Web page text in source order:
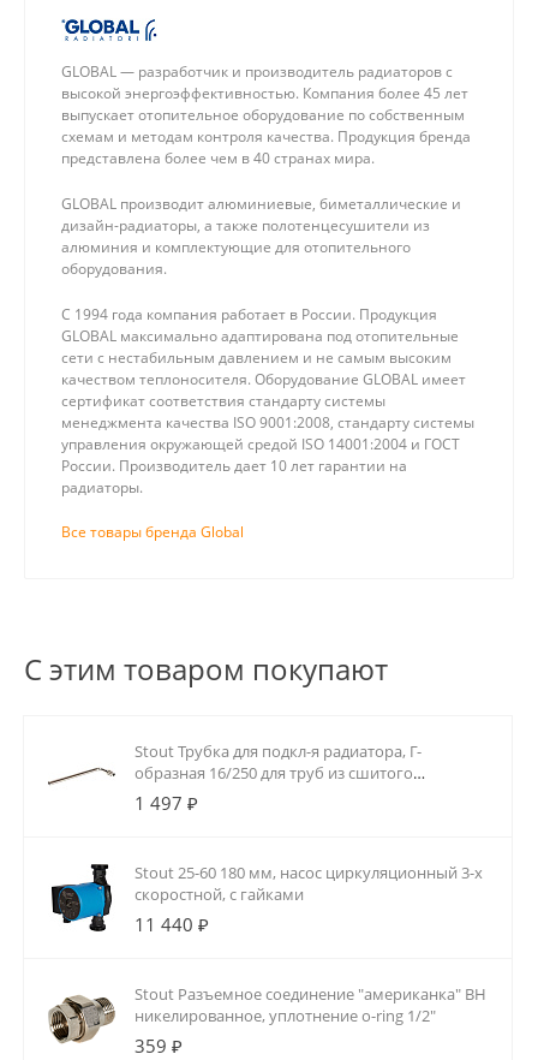
GLOBAL — разработчик и производитель радиаторов с
высокой энергоэффективностью. Компания более 45 лет
выпускает отопительное оборудование по собственным
схемам и методам контроля качества. Продукция бренда
представлена более чем в 40 странах мира.
GLOBAL производит алюминиевые, биметаллические и
дизайн-радиаторы, а также полотенцесушители из
алюминия и комплектующие для отопительного
оборудования.
С 1994 года компания работает в России. Продукция
GLOBAL максимально адаптирована под отопительные
сети с нестабильным давлением и не самым высоким
качеством теплоносителя. Оборудование GLOBAL имеет
сертификат соответствия стандарту системы
менеджмента качества ISO 9001:2008, стандарту системы
управления окружающей средой ISO 14001:2004 и ГОСТ
России. Производитель дает 10 лет гарантии на
радиаторы.
Все товары бренда Global
С этим товаром покупают
Stout Трубка для подкл-я радиатора, Г-
образная 16/250 для труб из сшитого
полиэтилена аксиальный
1 497 ₽
Stout 25-60 180 мм, насос циркуляционный 3-х
скоростной, с гайками
11 440 ₽
Stout Разъемное соединение "американка" ВН
никелированное, уплотнение o-ring 1/2"
359 ₽